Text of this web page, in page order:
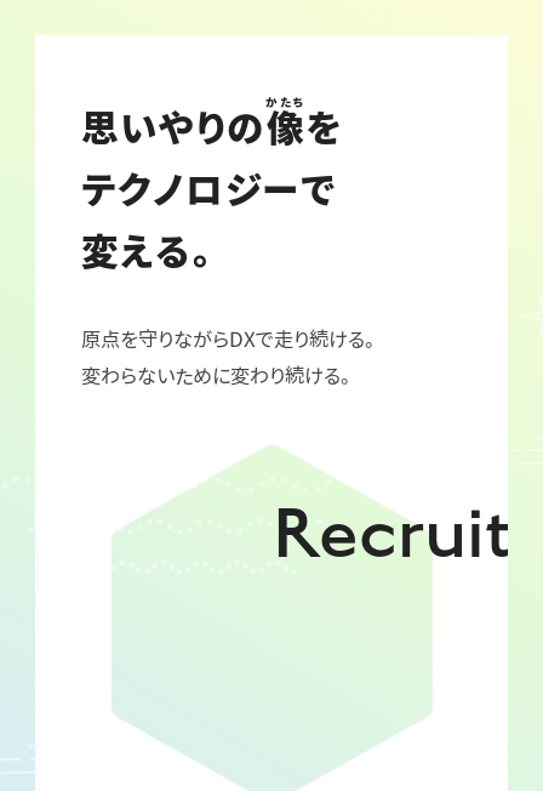
思いやりの像
かたち
を
テクノロジーで
変える。
原点を守りながらDXで走り続ける。
変わらないために変わり続ける。
Recruit